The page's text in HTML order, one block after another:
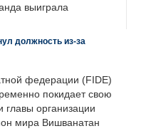
выиграла
должность из-за
федерации (FIDE)
покидает свою
главы организации
мира Вишванатан